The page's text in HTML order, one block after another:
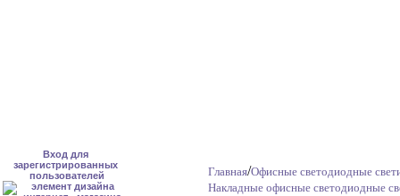
Вход для
зарегистрированных
пользователей
Главная/Офисные светодиодные
Накладные офисные светодиодные